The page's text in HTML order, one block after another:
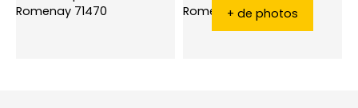
+ de photos